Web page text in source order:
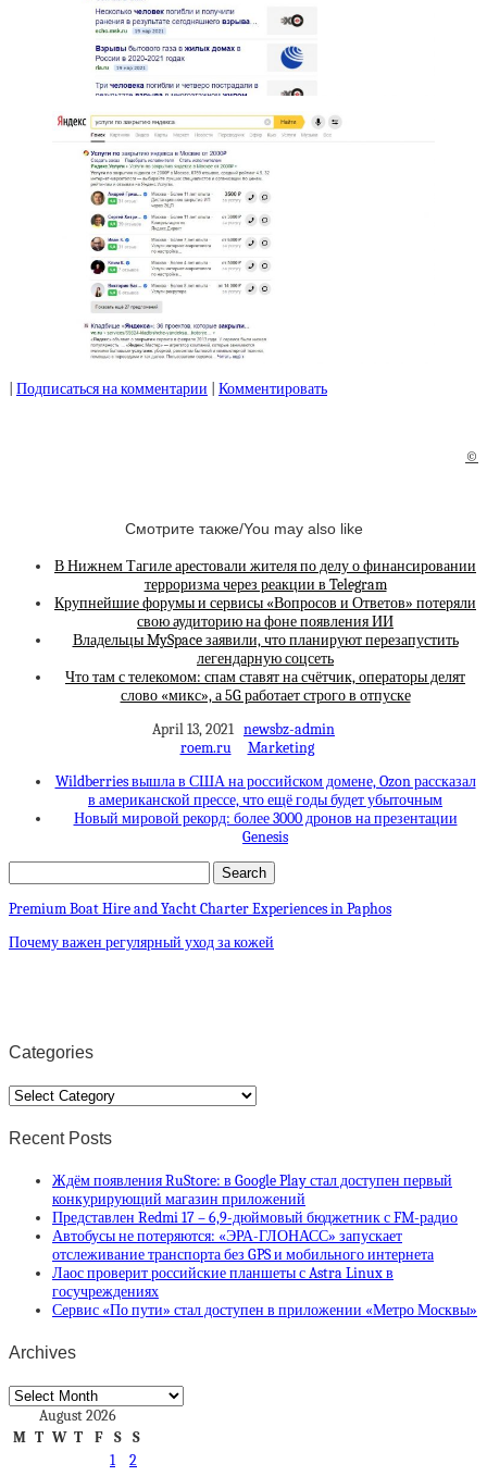
Подписаться на комментарии Комментировать
©
Смотрите также/You may also like
В Нижнем Тагиле арестовали жителя по делу о финансировании
терроризма через реакции в Telegram
Крупнейшие форумы и сервисы «Вопросов и Ответов» потеряли
свою аудиторию на фоне появления ИИ
Владельцы MySpace заявили, что планируют перезапустить
легендарную соцсеть
Что там с телекомом: спам ставят на счётчик, операторы делят
слово «микс», а 5G работает строго в отпуске
April 13, 2021 newsbz-admin
roem.ru
Marketing
Wildberries вышла в США на российском домене, Ozon рассказал
в американской прессе, что ещё годы будет убыточным
Новый мировой рекорд: более 3000 дронов на презентации
Genesis
Premium Boat Hire and Yacht Charter Experiences in Paphos
Почему важен регулярный уход за кожей
Categories
Categories
Recent Posts
Ждём появления RuStore: в Google Play стал доступен первый
конкурирующий магазин приложений
Представлен Redmi 17 – 6,9-дюймовый бюджетник с FM-радио
Автобусы не потеряются: «ЭРА-ГЛОНАСС» запускает
отслеживание транспорта без GPS и мобильного интернета
Лаос проверит российские планшеты с Astra Linux в
госучреждениях
Сервис «По пути» стал доступен в приложении «Метро Москвы»
Archives
Archives
August 2026
M T W T F S
S
1
2